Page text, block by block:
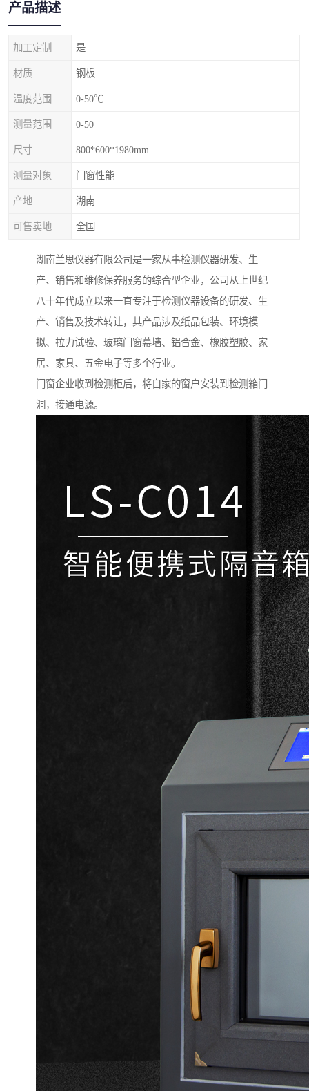
产品描述
加工定制 是
材质 钢板
温度范围 0-50℃
测量范围 0-50
尺寸 800*600*1980mm
测量对象 门窗性能
产地 湖南
可售卖地 全国
湖南兰思仪器有限公司是一家从事检测仪器研发、生
产、销售和维修保养服务的综合型企业，公司从上世纪
八十年代成立以来一直专注于检测仪器设备的研发、生
产、销售及技术转让，其产品涉及纸品包装、环境模
拟、拉力试验、玻璃门窗幕墙、铝合金、橡胶塑胶、家
居、家具、五金电子等多个行业。
门窗企业收到检测柜后，将自家的窗户安装到检测箱门
洞，接通电源。